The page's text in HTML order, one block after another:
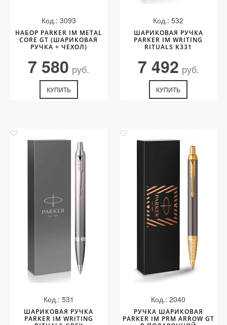
Код.: 3093
НАБОР PARKER IM METAL
CORE GT (ШАРИКОВАЯ
РУЧКА + ЧЕХОЛ)
7 580 руб.
КУПИТЬ
Код.: 532
ШАРИКОВАЯ РУЧКА
PARKER IM WRITING
RITUALS K331
7 492 руб.
КУПИТЬ
Код.: 531
ШАРИКОВАЯ РУЧКА
PARKER IM WRITING
Код.: 2040
РУЧКА ШАРИКОВАЯ
PARKER IM PRM ARROW GT